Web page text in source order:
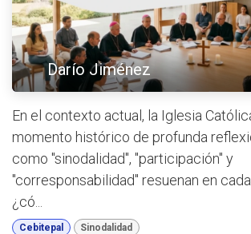
Darío Jiménez
En el contexto actual, la Iglesia
momento histórico de profunda
como "sinodalidad", "participación" y
"corresponsabilidad" resuenan en
¿có...
Cebitepal Sinodalidad